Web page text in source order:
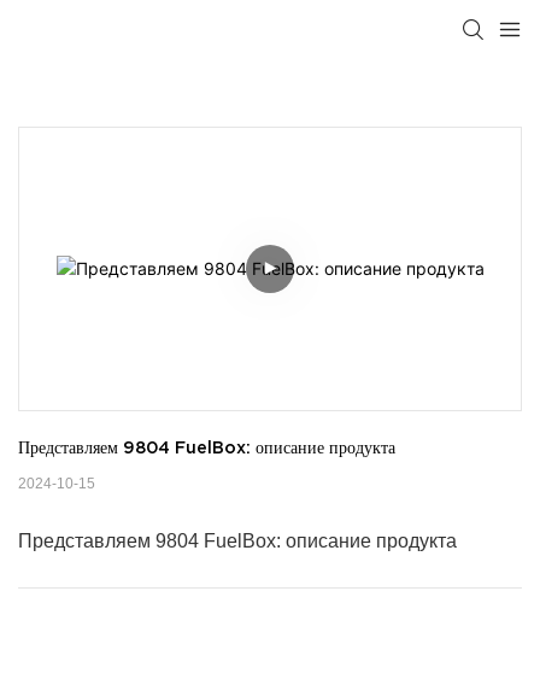
Представляем 9804 FuelBox: описание продукта
2024-10-15
Представляем 9804 FuelBox: описание продукта